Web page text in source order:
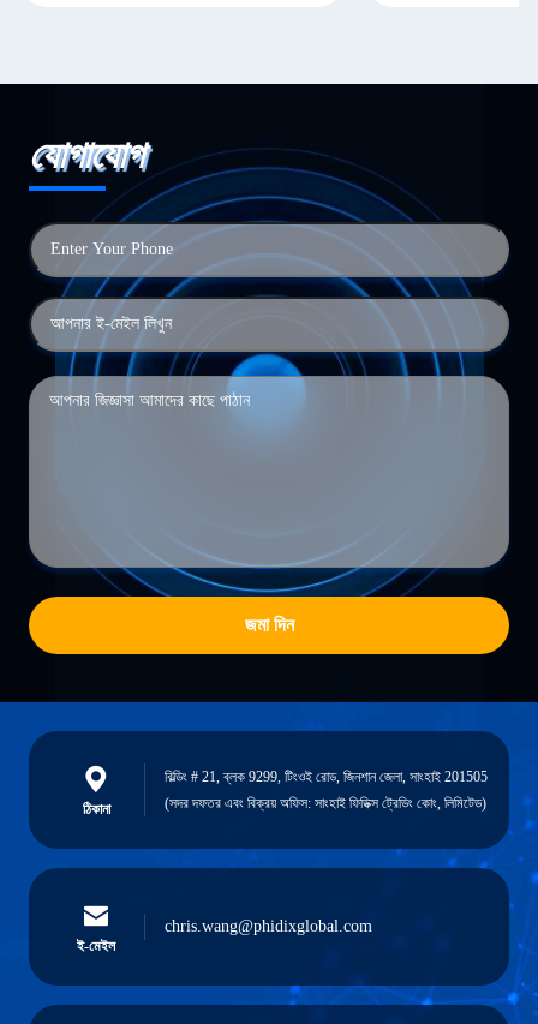
যোগাযোগ
জমা দিন
ঠিকানা
বিল্ডিং # 21, ব্লক 9299, টিংওই রোড, জিনশান জেলা, সাংহাই 201505
(সদর দফতর এবং বিক্রয় অফিস: সাংহাই ফিডিক্স ট্রেডিং কোং, লিমিটেড)
ই-মেইল
chris.wang@phidixglobal.com